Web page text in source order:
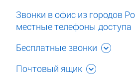
Звонки в офис из городов
местные телефоны доступа
Бесплатные звонки
Почтовый ящик